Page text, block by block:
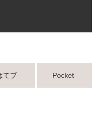
てブ Pocket